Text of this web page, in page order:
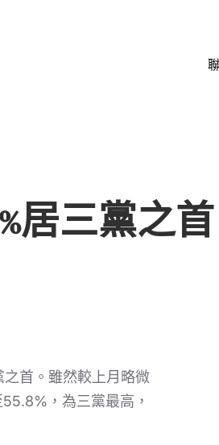
居三黨之
首。雖然較上月略微
，為三黨最高，